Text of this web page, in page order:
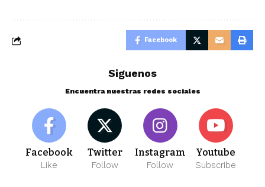
Facebook
Siguenos
Encuentra nuestras redes sociales
Facebook
Like
Twitter
Follow
Instagram
Follow
Youtube
Subscribe